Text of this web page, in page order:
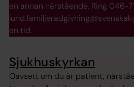
en annan närstående. Ring 046-
en tid.
Sjukhuskyrkan
Oavsett om du är patient,